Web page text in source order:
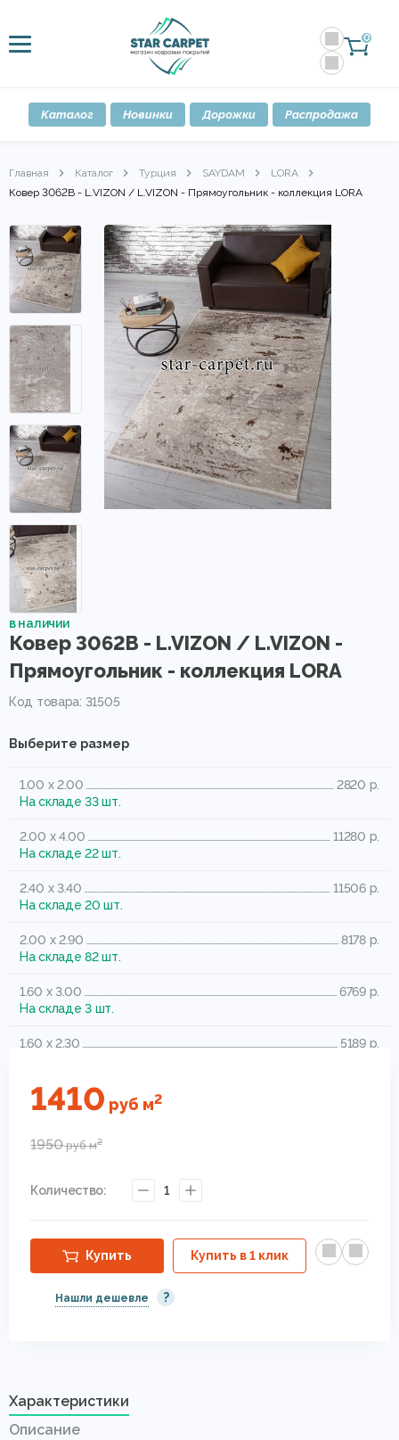
0
Каталог Новинки Дорожки Распродажа
Главная Каталог Турция SAYDAM
LORA
Ковер 3062B - L.VIZON / L.VIZON - Прямоугольник - коллекция LORA
в наличии
Ковер 3062B - L.VIZON / L.VIZON -
Прямоугольник - коллекция LORA
Код товара: 31505
Выберите размер
1.00 x 2.00
2820 р.
На складе 33 шт.
2.00 x 4.00
11280 р.
На складе 22 шт.
2.40 x 3.40
11506 р.
На складе 20 шт.
2.00 x 2.90
8178 р.
На складе 82 шт.
1.60 x 3.00
6769 р.
На складе 3 шт.
1.60 x 2.30
5189 р.
0.80 x 1.50
На складе 22 шт.
1410 руб м2
1950рубм2
Количество: 1
Купить Купить в 1 клик
Нашли дешевле ?
Характеристики
Описание